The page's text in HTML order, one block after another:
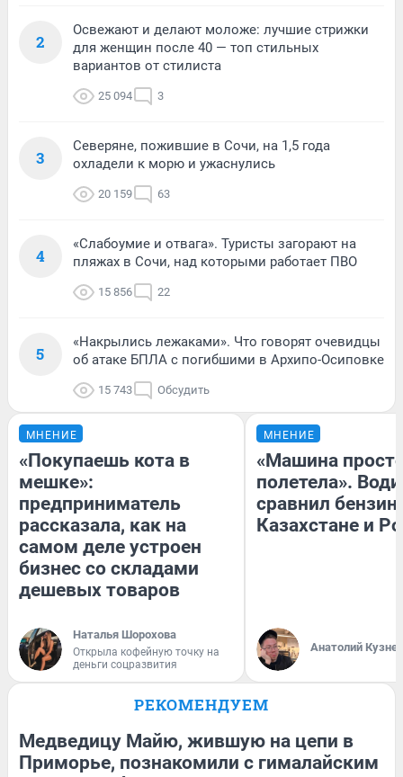
2
Освежают и делают моложе: лучшие стрижки
для женщин после 40 — топ стильных
вариантов от стилиста
25 094 3
3
Северяне, пожившие в Сочи, на 1,5 года
охладели к морю и ужаснулись
20 159 63
4
«Слабоумие и отвага». Туристы загорают на
пляжах в Сочи, над которыми работает ПВО
15 856 22
5
«Накрылись лежаками». Что говорят очевидцы
об атаке БПЛА с погибшими в Архипо-Осиповке
15 743 Обсудить
МНЕНИЕ
«Покупаешь кота в
мешке»:
предприниматель
рассказала, как на
самом деле устроен
бизнес со складами
дешевых товаров
Наталья Шорохова
Открыла кофейную точку на
деньги соцразвития
МНЕНИЕ
«Машина
полетела».
сравнил бензин
Казахстане и
Анатолий
РЕКОМЕНДУЕМ
Медведицу Майю, жившую на цепи в
Приморье, познакомили с гималайским